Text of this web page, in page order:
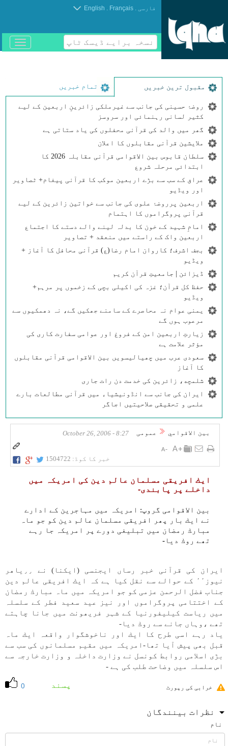
فارسی .
Français
.
English
نسخہ برایے ڈیسک ٹاپ
باز
و
مقبول ترین خبریں تمام خبریں
روضۂ حسینی کی جانب سے غیرملکی زائرینِ اربعین کے لیے
کثیر لسانی رہنمائی اور سروسز
گھر میں والد کی قرآنی محفلوں کی یاد ستاتی ہے
ملایشین قرآنی مقابلوں کا اعلان
سلطان قابوس بین الاقوامی قرآنی مقابلہ 2026 کا
ابتدائی مرحلہ شروع
عراق کے سب سے بڑے اربعین موکب کا قرآنی پیغام+ ٹصاویر
اور ویڈیو
اربعین پرروضۂ علوی کی جانب سے خواتین زائرین کے لیے
قرآنی پروگراموں کا اہتمام
امامِ شہید کے خون کا بدلہ لینے والے دستے کا اجتماع
اربعین واک کے راستے میں منعقد + تصاویر
بجف اشرف؛ کاروان امام رضا(ع) قرآنی محافل کا آغاز +
ویڈیو
ڈیزائن | جامعیتِ قرآن کریم
حفظ کل قرآن؛ غزہ کی اکیلی بچی کے زخموں پر مرہم+
ویڈیو
یمنی عوام نہ محاصرے کے سامنے جھکیں گے، نہ دھمکیوں سے
مرعوب ہوں گے
زیارتِ اربعین امن کے فروغ اور عوامی سفارت کاری کی
مؤثر علامت ہے
سعودی عرب میں چھیالیسویں بین الاقوامی قرآنی مقابلوں
کا آغاز
شلمچه، زائرین کی خدمت دن رات جاری
ایران کی جانب سے انڈونیشیاء میں قرآنی مطالعات بارے
علمی و تحقیقی صلاحیتیں اجاگر
بين الاقوامي عمومی 8:27 - October 26, 2006
خبر کا کوڈ: 1504722
ايك افريقی مسلمان عالم دين كی امريكہ میں
داخلے پر پابندی-
بين الاقوامی گروپ: امريكہ میں مہاجرين كے ادارے
نے ايك بار پھر افريقی مسلمان عالم دين كو جو ماہ
مبارك رمضان میں تبليغی دورے پر امريكہ جا رہے
تھے روك ديا-
ايران كی قرآنی خبر رساں ايجنسی (ايكنا) نے ٫٫ياھر
نيوز٬٬ كے حوالے سے نقل كيا ہے كہ ايك افريقی عالم دين
جناب فضل الرحمن عزمی كو جو امريكہ میں ماہ مبارك رمضان
كے اختتامی پروگراموں اور نيز عيد سعيد فطر كے سلسلہ
میں رياست كيليفورنيا كے شہر فریھونت میں جانا چاہتے
تھے ،وہاں جانے سے روك ديا-
ياد رہے اسی طرح كا ايك اور ناخوشگوار واقعہ ايك ماہ
قبل بھی پيش آيا تھا-امريكہ میں مقيم مسلمانوں كی سب سے
بڑی اسلامی روابط كونسل نے وزارت داخلہ و وزارت خارجہ سے
اس سلسلہ میں وضاحت طلب كی ہے -
0 پسند خرابی کی رپورٹ
نظرات بینندگان
نام